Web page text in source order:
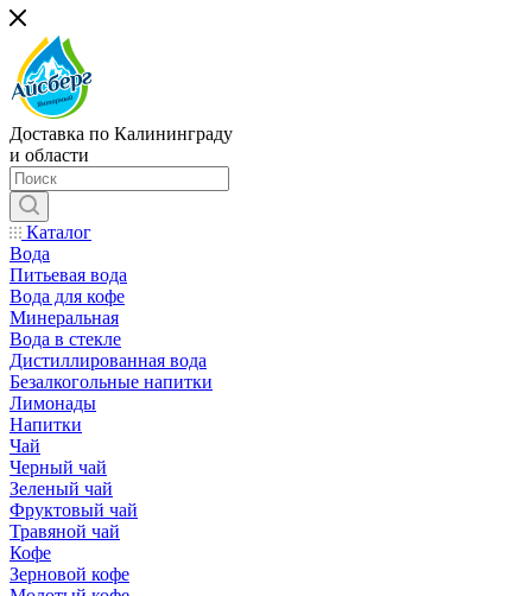
Доставка по Калининграду
и области
Каталог
Вода
Питьевая вода
Вода для кофе
Минеральная
Вода в стекле
Дистиллированная вода
Безалкогольные напитки
Лимонады
Напитки
Чай
Черный чай
Зеленый чай
Фруктовый чай
Травяной чай
Кофе
Зерновой кофе